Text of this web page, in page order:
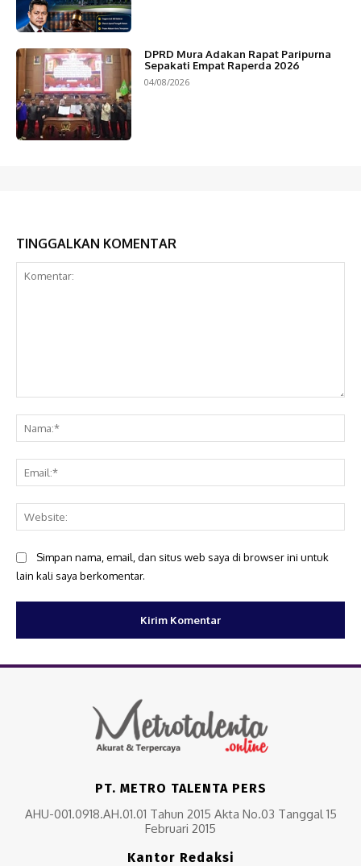
DPRD Mura Adakan Rapat Paripurna
Sepakati Empat Raperda 2026
04/08/2026
TINGGALKAN KOMENTAR
Simpan nama, email, dan situs web saya di browser ini untuk
lain kali saya berkomentar.
PT. METRO TALENTA PERS
AHU-001.0918.AH.01.01 Tahun 2015 Akta No.03 Tanggal 15
Februari 2015
Kantor Redaksi